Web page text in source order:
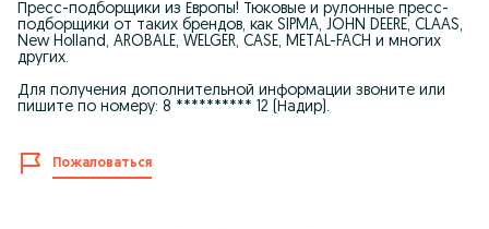
Пресс-подборщики из Европы! Тюковые и рулонные пресс-
подборщики от таких брендов, как SIPMA, JOHN DEERE, CLAAS,
New Holland, AROBALE, WELGER, CASE, METAL-FACH и многих
других.
Для получения дополнительной информации звоните или
пишите по номеру: 8 ********** 12 (Надир).
Пожаловаться